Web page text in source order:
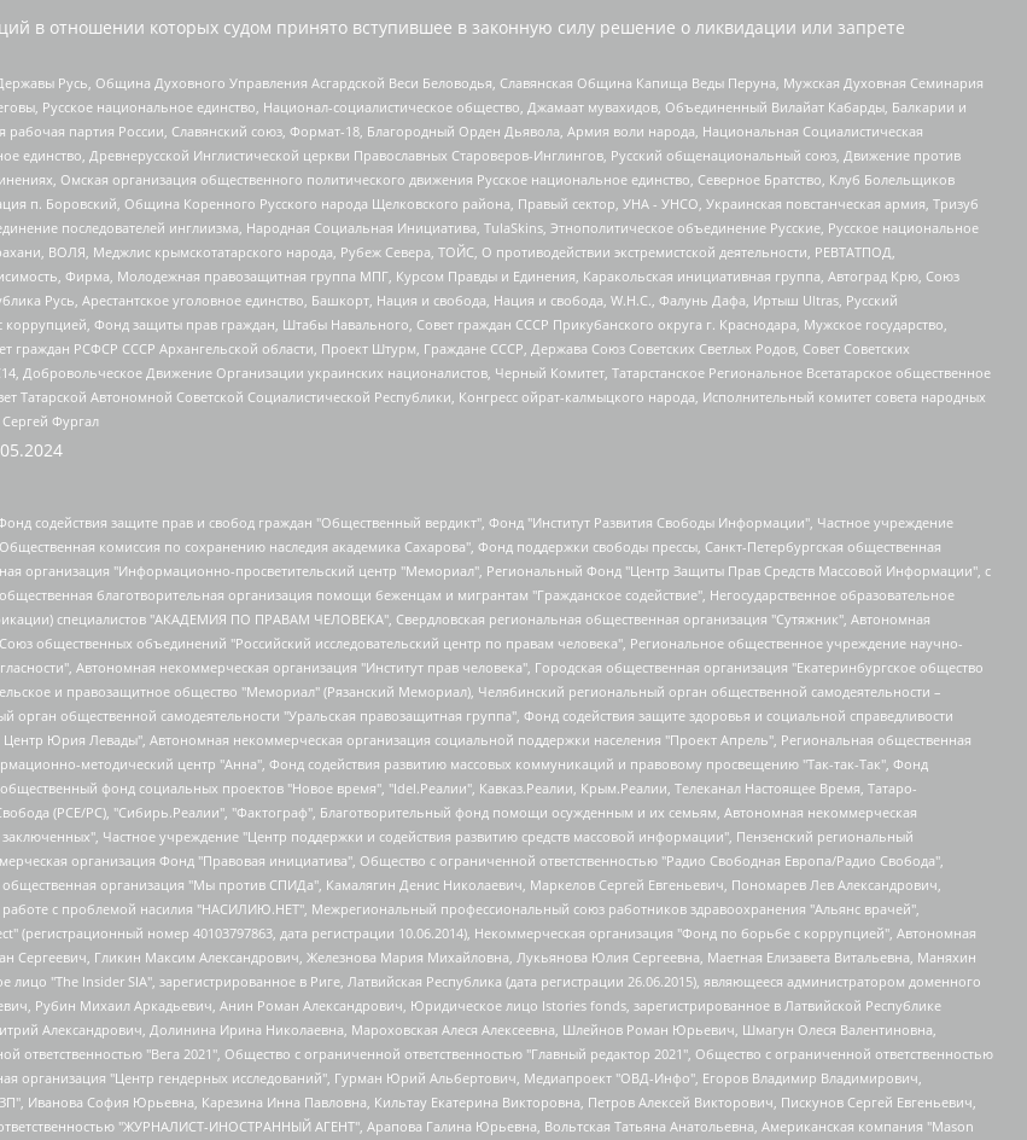
в отношении которых судом принято вступившее в законную силу решение о ликвидации или запрете
Русь, Община Духовного Управления Асгардской Веси Беловодья, Славянская Община Капища Веды Перуна, Мужская Духовная Семинария
Русское национальное единство, Национал-социалистическое общество, Джамаат мувахидов, Объединенный Вилайат Кабарды, Балкарии и
партия России, Славянский союз, Формат-18, Благородный Орден Дьявола, Армия воли народа, Национальная Социалистическая
единство, Древнерусской Инглистической церкви Православных Староверов-Инглингов, Русский общенациональный союз, Движение против
Омская организация общественного политического движения Русское национальное единство, Северное Братство, Клуб Болельщиков
п. Боровский, Община Коренного Русского народа Щелковского района, Правый сектор, УНА - УНСО, Украинская повстанческая армия, Тризуб
последователей инглиизма, Народная Социальная Инициатива, TulaSkins, Этнополитическое объединение Русские, Русское национальное
ВОЛЯ, Меджлис крымскотатарского народа, Рубеж Севера, ТОЙС, О противодействии экстремистской деятельности, РЕВТАТПОД,
Фирма, Молодежная правозащитная группа МПГ, Курсом Правды и Единения, Каракольская инициативная группа, Автоград Крю, Союз
Русь, Арестантское уголовное единство, Башкорт, Нация и свобода, Нация и свобода, W.H.С., Фалунь Дафа, Иртыш Ultras, Русский
Фонд защиты прав граждан, Штабы Навального, Совет граждан СССР Прикубанского округа г. Краснодара, Мужское государство,
РСФСР СССР Архангельской области, Проект Штурм, Граждане СССР, Держава Союз Советских Светлых Родов, Совет Советских
Добровольческое Движение Организации украинских националистов, Черный Комитет, Татарстанское Региональное Всетатарское общественное
Автономной Советской Социалистической Республики, Конгресс ойрат-калмыцкого народа, Исполнительный комитет совета народных
Фургал
Роман Сергеевич, Гликин Максим Александрович, Железнова Мария Михайловна, Лукьянова Юлия Сергеевна, Маетная Елизавета Витальевна, Маняхин Петр Борисович, Чуракова Ольга Владимировна, Ярош Юлия Петровна, Юридическое лицо "The Insider SIA", зарегистрированное в Риге, Латвийская Республика (дата регистрации 26.06.2015), являющееся администратором доменного имени интернет-издания "The Insider SIA", https://theins.ru, Постернак Алексей Евгеньевич, Рубин Михаил Аркадьевич, Анин Роман Александрович, Юридическое лицо Istories fonds, зарегистрированное в Латвийской Республике (регистрационный номер 50008295751, дата регистрации 24.02.2020), Великовский Дмитрий Александрович, Долинина Ирина Николаевна, Мароховская Алеся Алексеевна, Шлейнов Роман Юрьевич, Шмагун Олеся Валентиновна, Общество с ограниченной ответственностью "Альтаир 2021", Общество с ограниченной ответственностью "Вега 2021", Общество с ограниченной ответственностью "Главный редактор 2021", Общество с ограниченной ответственностью "Ромашки монолит", Важенков Артем Валерьевич, Ивановская областная общественная организация "Центр гендерных исследований", Гурман Юрий Альбертович, Медиапроект "ОВД-Инфо", Егоров Владимир Владимирович, Жилинский Владимир Александрович, Общество с ограниченной ответственностью "ЗП", Иванова София Юрьевна, Карезина Инна Павловна, Кильтау Екатерина Викторовна, Петров Алексей Викторович, Пискунов Сергей Евгеньевич, Смирнов Сергей Сергеевич, Тихонов Михаил Сергеевич, Общество с ограниченной ответственностью "ЖУРНАЛИСТ-ИНОСТРАННЫЙ АГЕНТ", Арапова Галина Юрьевна, Вольтская Татьяна Анатольевна, Американская компания "Mason G.E.S. Anonymous Foundation" (США), являющаяся владельцем интернет-издания https://mnews.world/, Компания "Stichting Bellingcat", зарегистрированная в Нидерландах (дата регистрации 11.07.2018), Захаров Андрей Вячеславович, Клепиковская Екатерина Дмитриевна, Общество с ограниченной ответственностью "МЕМО", Перл Роман Александрович, Симонов Евгений Алексеевич, Соловьева Елена Анатольевна, Сотников Даниил Владимирович, Сурначева Елизавета Дмитриевна, Автономная некоммерческая организация по защите прав человека и информированию населения "Якутия – Наше Мнение", Общество с ограниченной ответственностью "Москоу диджитал медиа", с 26.01.2023 Общество с ограниченной ответственностью "Чайка Белые сады", Ветошкина Валерия Валерьевна, Заговора Максим Александрович, Межрегиональное общественное движение "Российская ЛГБТ - сеть", Оленичев Максим Владимирович, Павлов Иван Юрьевич, Скворцова Елена Сергеевна, Общество с ограниченной ответственностью "Как бы инагент", Кочетков Игорь Викторович, Общество с ограниченной ответственностью "Честные выборы", Еланчик Олег Александрович, Общество с ограниченной ответственностью "Нобелевский призыв", Гималова Регина Эмилевна, Григорьев Андрей Валерьевич, Григорьева Алина Александровна, Ассоциация по содействию защите прав призывников, альтернативнослужащих и военнослужащих "Правозащитная группа "Гражданин.Армия.Право", Хисамова Регина Фаритовна, Автономная некоммерческая организация по реализации социально-правовых программ "Лилит", Дальневосточное общественное движение "Маяк", Санкт-Петербургская ЛГБТ-инициативная группа "Выход", Инициативная группа ЛГБТ+ "Реверс", Алексеев Андрей Викторович, Бекбулатова Таисия Львовна, Беляев Иван Михайлович, Владыкина Елена Сергеевна, Гельман Марат Александрович, Никульшина Вероника Юрьевна, Толоконникова Надежда Андреевна, Шендерович Виктор Анатольевич, Общество с ограниченной ответственностью "Данное сообщение", Общество с ограниченной ответственностью Издательский дом "Новая глава", Айнбиндер Александра Александровна, Московский комьюнити-центр для ЛГБТ+инициатив, Благотворительный фонд развития филантропии, Deutsche Welle (Германия, Kurt-Schumacher-Strasse 3, 53113 Bonn), Борзунова Мария Михайловна, Воробьев Виктор Викторович, Голубева Анна Львовна, Константинова Алла Михайловна, Малкова Ирина Владимировна, Мурадов Мурад Абдулгалимович, Осетинская Елизавета Николаевна, Понасенков Евгений Николаевич, Ганапольский Матвей Юрьевич, Киселев Евгений Алексеевич, Борухович Ирина Григорьевна, Дремин Иван Тимофеевич, Дубровский Дмитрий Викторович, Красноярская региональная общественная организация поддержки и развития альтернативных образовательных технологий и межкультурных коммуникаций "ИНТЕРРА", Маяковская Екатерина Алексеевна, Фейгин Марк Захарович, Филимонов Андрей Викторович, Дзугкоева Регина Николаевна, Доброхотов Роман Александрович, Дудь Юрий Александрович, Елкин Сергей Владимирович, Кругликов Кирилл Игоревич, Сабунаева Мария Леонидовна, Семенов Алексей Владимирович, Шаинян Карен Багратович, Шульман Екатерина Михайловна, Асафьев Артур Валерьевич, Вахштайн Виктор Семенович, Венедиктов Алексей Алексеевич, Лушникова Екатерина Евгеньевна, Волков Леонид Михайлович, Невзоров Александр Глебович, Пархоменко Сергей Борисович, Сироткин Ярослав Николаевич, Кара-Мурза Владимир Владимирович, Баранова Наталья Владимировна, Гозман Леонид Яковлевич, Кагарлицкий Борис Юльевич, Климарев Михаил Валерьевич, Милов Владимир Станиславович, Автономная некоммерческая организация Краснодарский центр современного искусства "Типография", Моргенштерн Алишер Тагирович, Соболь Любовь Эдуардовна, Общество с ограниченной ответственностью "ЛИЗА НОРМ", Каспаров Гарри Кимович, Ходорковский Михаил Борисович, Общество с ограниченной ответственностью "Апрельские тезисы", Данилович Ирина Брониславовна, Кашин Олег Владимирович, Петров Николай Владимирович, Пивоваров Алексей Владимирович, Соколов Михаил Владимирович, Цветкова Юлия Владимировна, Чичваркин Евгений Александрович, Комитет против пыток/Команда против пыток, Общество с ограниченной ответственностью "Первый научный", Общество с ограниченной ответственностью "Вертолет и ко", Белоцерковская Вероника Борисовна, Кац Максим Евгеньевич, Лазарева Татьяна Юрьевна, Шаведдинов Руслан Табризович, Яшин Илья Валерьевич, Общество с ограниченной ответственностью "Иноагент ААВ", Алешковский Дмитрий Петрович, Альбац Евгения Марковна, Быков Дмитрий Львович, Галямина Юлия Евгеньевна, Лойко Сергей Леонидович, Мартынов Кирилл Константинович, Медведев Сергей Александрович, Крашенинников Федор Геннадиевич, Гордеева Катерина Вл